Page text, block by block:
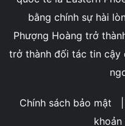
bằng chính sự hài
Phượng Hoàng trở
trở thành đối tác tin cậy
Chính sách bảo mật